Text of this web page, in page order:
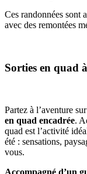
Ces randonnées sont
avec des remontées
Sorties en quad
Partez à l’aventure
en quad encadrée.
quad est l’activité
été : sensations,
vous.